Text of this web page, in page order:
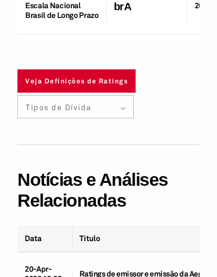
Escala Nacional
Brasil de Longo Prazo
brA 20-
Veja Definições de Ratings
Tipos de Dívida
Notícias e Análises
Relacionadas
Data Título
20-Apr-
Ratings de emissor e emissão da Aegea